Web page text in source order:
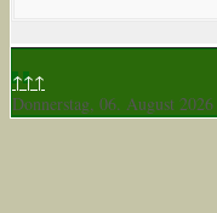
↑↑↑
Donnerstag, 06. August 2026